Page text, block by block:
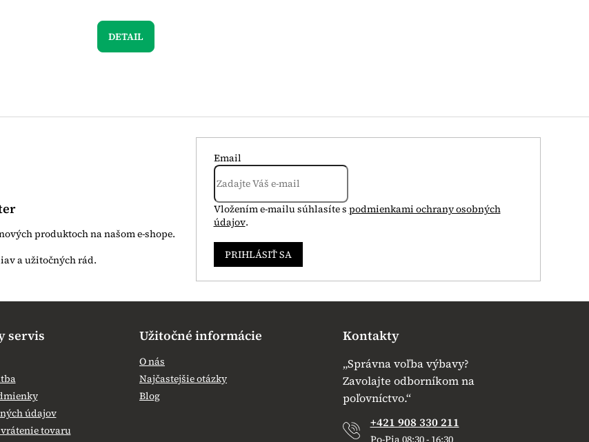
DETAIL
produktoch na našom e-shope.
Email
Vložením e-mailu súhlasíte s podmienkami ochrany osobných
údajov.
PRIHLÁSIŤ SA
servis
údajov
tovaru
Užitočné informácie
O nás
Najčastejšie otázky
Blog
Kontakty
„Správna voľba výbavy?
Zavolajte odborníkom na
poľovníctvo.“
+421 908 330 211
Po-Pia 08:30 - 16:30